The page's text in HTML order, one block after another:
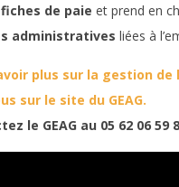
fiches de paie et prend en
administratives liées à
plus sur la gestion de
sur le site du GEAG.
le GEAG au 05 62 06 59